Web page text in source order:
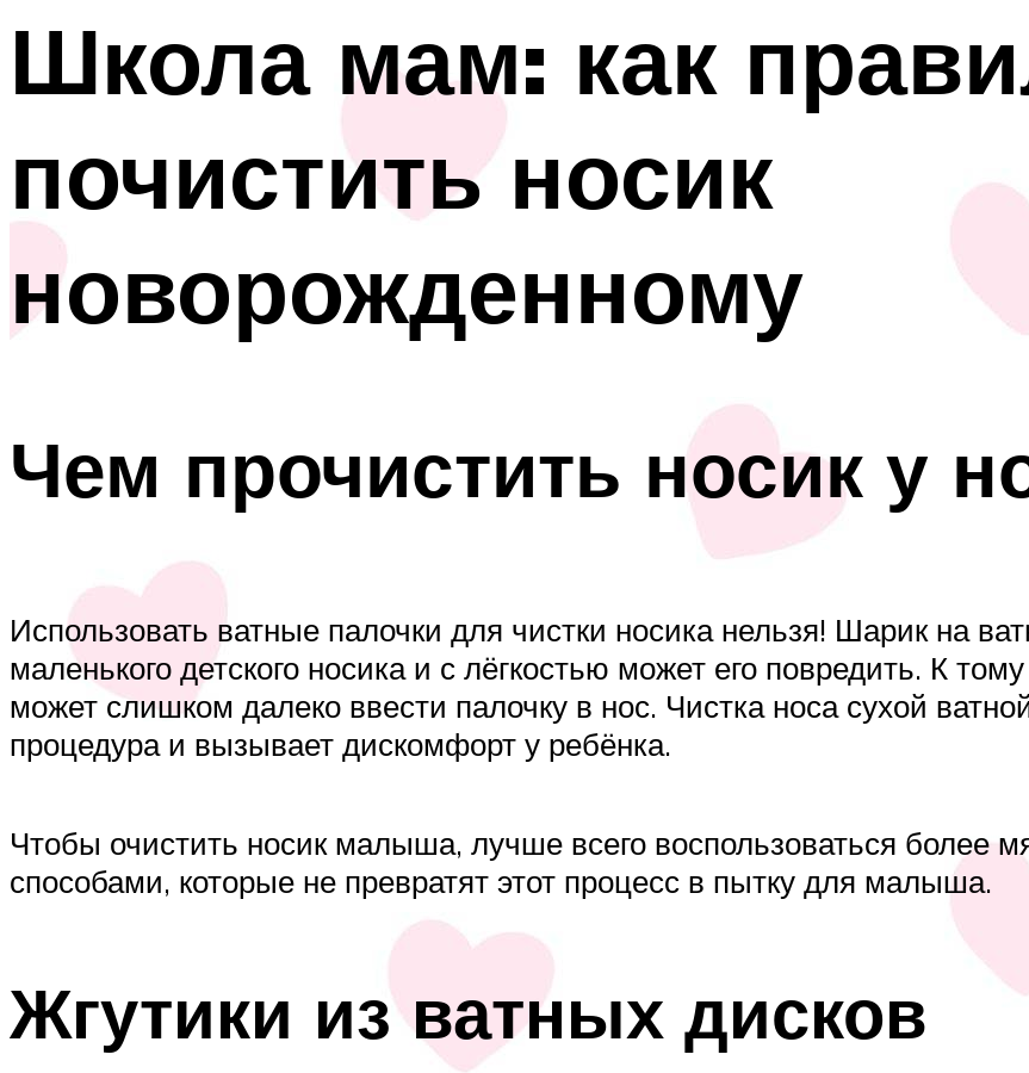
Школа мам: как
почистить носик
новорожденному
Чем прочистить носик у
Использовать ватные палочки для чистки носика нельзя! Шарик на
маленького детского носика и с лёгкостью может его повредить. К
может слишком далеко ввести палочку в нос. Чистка носа сухой
процедура и вызывает дискомфорт у ребёнка.
Чтобы очистить носик малыша, лучше всего воспользоваться более
способами, которые не превратят этот процесс в пытку для малыша.
Жгутики из ватных дисков